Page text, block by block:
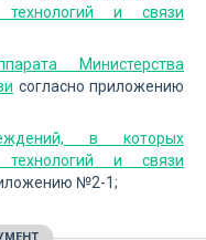
технологий и связи
Министерства
согласно приложению
в которых
технологий и связи
№2-1;